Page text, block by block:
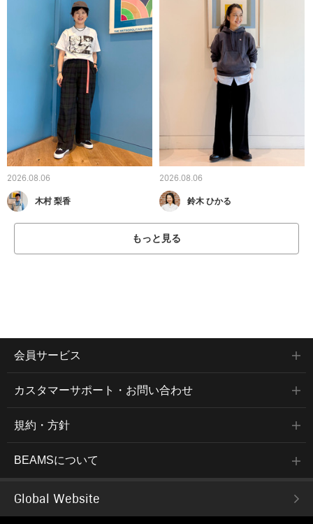
2026.08.06
木村 梨香
2026.08.06
鈴木 ひかる
もっと見る
会員サービス
カスタマーサポート・お問い合わせ
規約・方針
BEAMSについて
Global Website